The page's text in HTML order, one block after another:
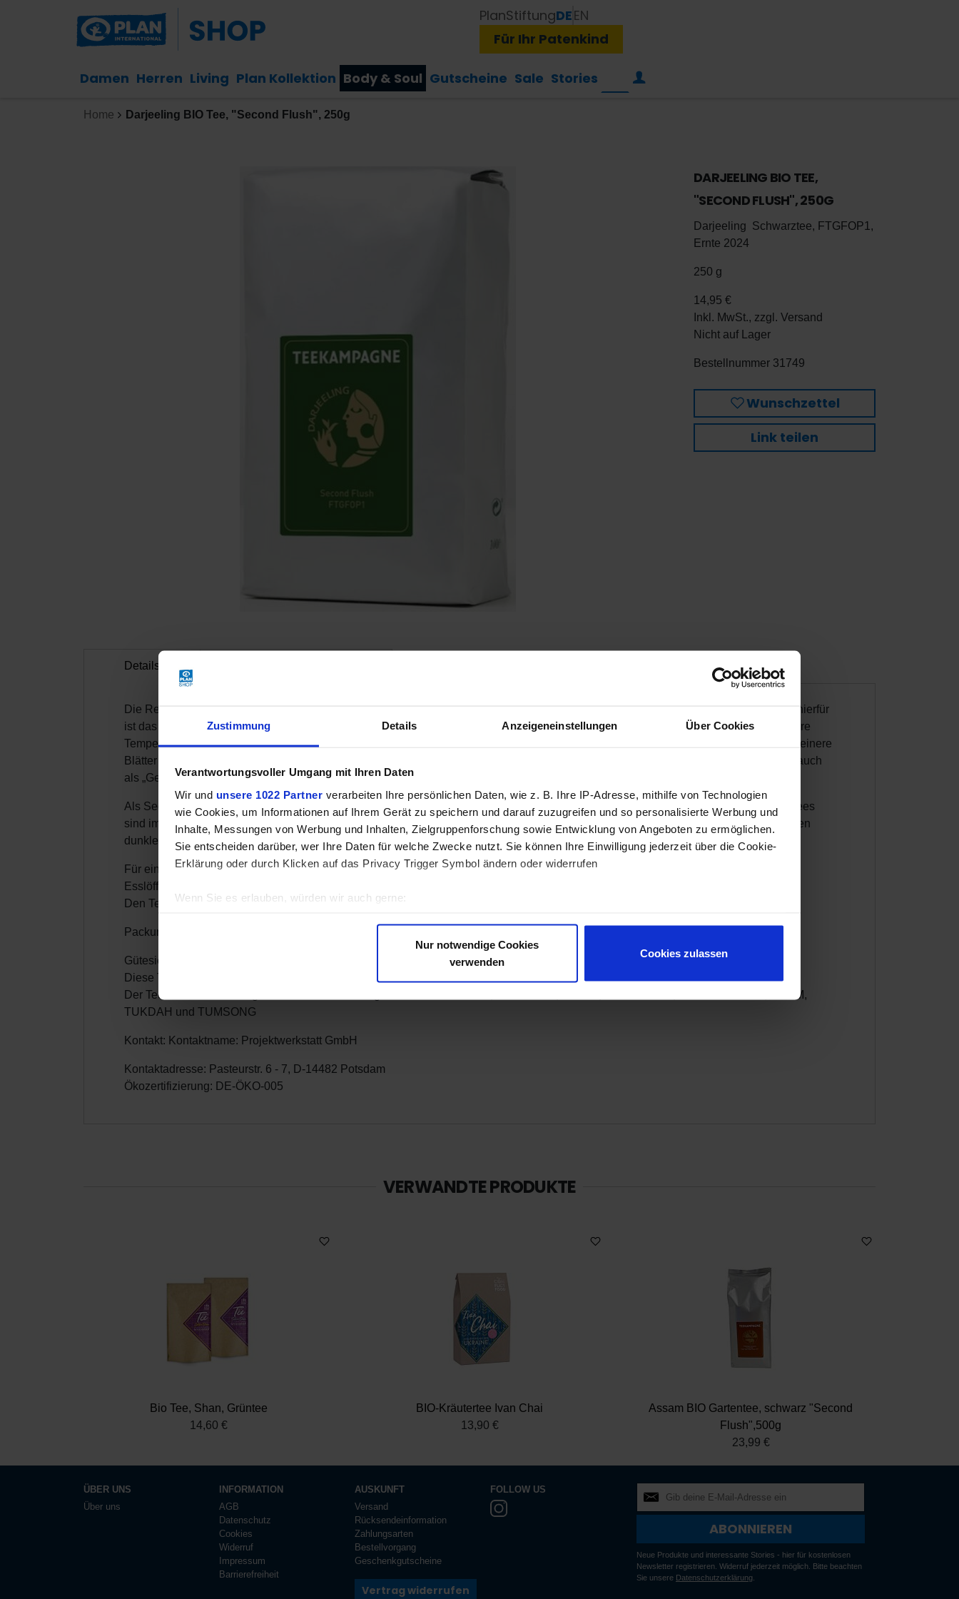
Zustimmung Details Anzeigeneinstellungen Über Cookies
Verantwortungsvoller Umgang mit Ihren Daten
Wir und unsere 1022 Partner verarbeiten Ihre persönlichen Daten, wie z. B. Ihre IP-Adresse, mithilfe von Technologien
wie Cookies, um Informationen auf Ihrem Gerät zu speichern und darauf zuzugreifen und so personalisierte Werbung und
Inhalte, Messungen von Werbung und Inhalten, Zielgruppenforschung sowie Entwicklung von Angeboten zu ermöglichen.
Sie entscheiden darüber, wer Ihre Daten für welche Zwecke nutzt. Sie können Ihre Einwilligung jederzeit über die Cookie-
Erklärung oder durch Klicken auf das Privacy Trigger Symbol ändern oder widerrufen
Wenn Sie es erlauben, würden wir auch gerne:
Erfahren Sie mehr darüber, wie Ihre persönlichen Daten verarbeitet werden, und legen Sie Ihre Präferenzen imAbschnitt
Wir verwenden Cookies, um Inhalte und Anzeigen zu personalisieren, Funktionen für soziale Medien anbieten zu können
Website an unsere Partner für soziale Medien, Werbung und Analysen weiter. Unsere Partner führen diese Informationen
der Dienste gesammelt haben.
Datenschutz|Impressum
Nur notwendige Cookies
verwenden
Cookies zulassen
Damen Herren Living Plan Kollektion Body & Soul Gutscheine Sale Stories
Für Ihr Patenkind
PlanStiftungDEEN
Home Darjeeling BIO Tee, "Second Flush", 250g
DARJEELING BIO TEE,
"SECOND FLUSH", 250G
Darjeeling Schwarztee, FTGFOP1,
Ernte 2024
250 g
14,95 €
Inkl. MwSt., zzgl. Versand
Nicht auf Lager
Bestellnummer 31749
Wunschzettel
Link teilen
Details
Die Region Darjeeling im Nordosten Indiens bringt Tee hervor, der gerne als "Champagner unter den Tees" bezeichnet wird. Ursache hierfür
ist das einzigartige Höhenklima an den südlichen Ausläufern des Himalajas: Steile Hänge mit intensiver Sonneneinstrahlung, niedrigere
Temperaturen und stärkere Schwankungen von Feuchtigkeit und Niederschlägen. Hier wachsen die Pflanzen langsamer und bilden kleinere
Blätter aus als im Tiefland. Die aber haben es in sich: Wegen ihres unverkennbar blumigen Aromas werden Darjeeling-Tees in Indien auch
als „Geschenk des Himmels“ bezeichnet.
Als Second Flush wird die zweite Spitzenernte des Jahres bezeichnet, die von Anfang Juni bis Anfang Juli stattfindet. Diese Schwarztees
sind im Geschmack kräftiger als der First Flush und verfügen über ein volles, abgerundetes Aroma. In der Tasse erfreuen sie durch einen
dunklen Bernsteinton.
Für einen vollmundigen Teegenuss kochen Sie frisches Leitungswasser sprudelnd auf, für eine kleine Kanne (500 ml) reicht etwa ein
Esslöffel Teeblätter (ca. 4 g).
Den Tee mit dem heißen Wasser übergießen, 3-5 Minuten ziehen lassen, abseihen, durchatmen und genießen.
Packung à 250 gr. (59,8 €/ kg)
Gütesiegel für 100% reinen Darjeeling mit Importlizenznummer des Tea Board of India DJ/HOOL/004/050404/GER
Diese Tee ist zertifiziert als Tee aus kontrolliert biologischem Anbau (kbA) von der Ecocert IMO GmbH
Der Tee in dieser Packung stammt von der Plantagen: BANNOCKBURN, CHAMONG, LINGIA, NAGRIFARM, PHOOBSERING, SOOM,
TUKDAH und TUMSONG
Kontakt: Kontaktname: Projektwerkstatt GmbH
Kontaktadresse: Pasteurstr. 6 - 7, D-14482 Potsdam
Ökozertifizierung: DE-ÖKO-005
VERWANDTE PRODUKTE
Bio Tee, Shan, Grüntee
14,60 €
BIO-Kräutertee Ivan Chai
13,90 €
Assam BIO Gartentee, schwarz "Second
Flush",500g
23,99 €
ÜBER UNS
Über uns
INFORMATION
AGB
Datenschutz
Cookies
Widerruf
Impressum
Barrierefreiheit
AUSKUNFT
Versand
Rücksendeinformation
Zahlungsarten
Bestellvorgang
Geschenkgutscheine
Vertrag widerrufen
FOLLOW US
ABONNIEREN
Neue Produkte und interessante Stories - hier für kostenlosen
Newsletter registrieren. Widerruf jederzeit möglich. Bitte beachten
Sie unsere Datenschutzerklärung